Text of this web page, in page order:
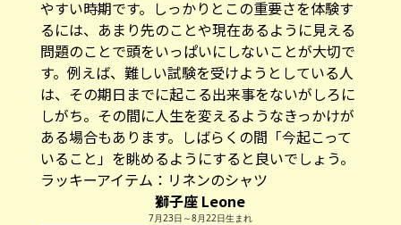
やすい時期です。しっかりとこの重要さを体験す
るには、あまり先のことや現在あるように見える
問題のことで頭をいっぱいにしないことが大切で
す。例えば、難しい試験を受けようとしている人
は、その期日までに起こる出来事をないがしろに
しがち。その間に人生を変えるようなきっかけが
ある場合もあります。しばらくの間「今起こって
いること」を眺めるようにすると良いでしょう。
ラッキーアイテム：リネンのシャツ
獅子座 Leone
7月23日～8月22日生まれ